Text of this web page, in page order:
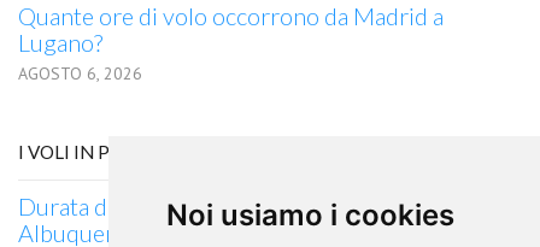
Noi usiamo i cookies
Quante ore di volo occorrono da Madrid a
Lugano?
AGOSTO 6, 2026
I VOLI IN PARTENZA DA ALBUQUERQUE, NM
Durata del volo quanto dura il volo da
Albuquerque, NM per Kutaisi